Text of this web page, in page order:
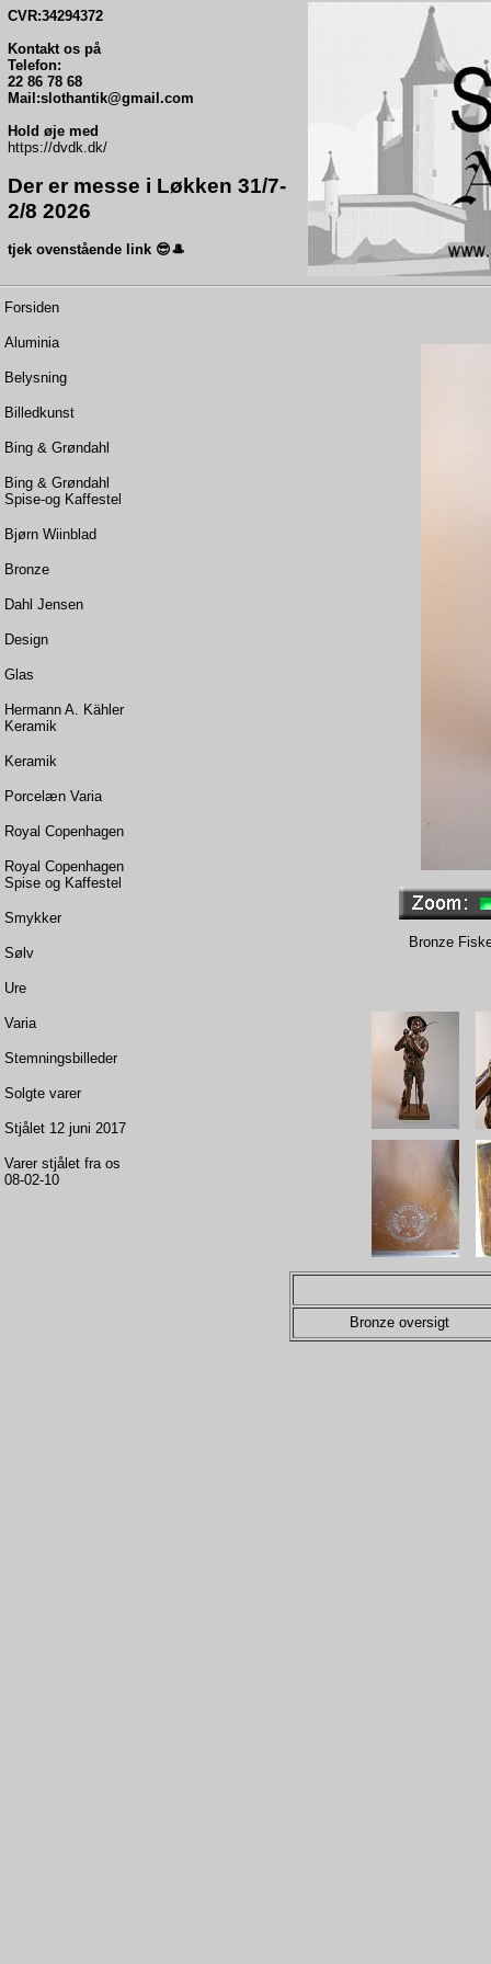
CVR:34294372
Kontakt os på
Telefon:
22 86 78 68
Mail:slothantik@gmail.com
Hold øje med
https://dvdk.dk/
Der er messe i Løkken 31/7-
2/8 2026
tjek ovenstående link 😎🎩
Forsiden
Aluminia
Belysning
Billedkunst
Bing & Grøndahl
Bing & Grøndahl
Spise-og Kaffestel
Bjørn Wiinblad
Bronze
Dahl Jensen
Design
Glas
Hermann A. Kähler
Keramik
Keramik
Porcelæn Varia
Royal Copenhagen
Royal Copenhagen
Spise og Kaffestel
Smykker
Sølv
Ure
Varia
Stemningsbilleder
Solgte varer
Stjålet 12 juni 2017
Varer stjålet fra os
08-02-10
Bronze
Bronze oversigt